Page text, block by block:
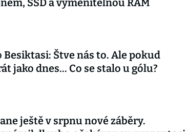
SSD a vyměnitelnou RAM
Besiktasi: Štve nás to. Ale pokud
jako dnes... Co se stalo u gólu?
ještě v srpnu nové záběry.